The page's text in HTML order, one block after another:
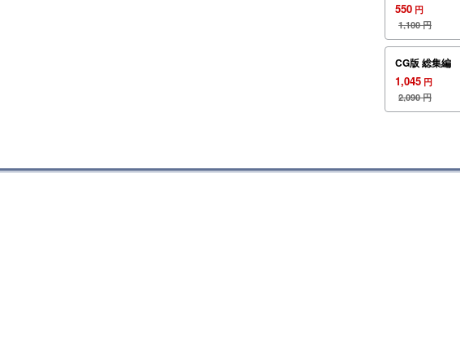
550 円
1,100 円
CG版 総集編
1,045 円
2,090 円